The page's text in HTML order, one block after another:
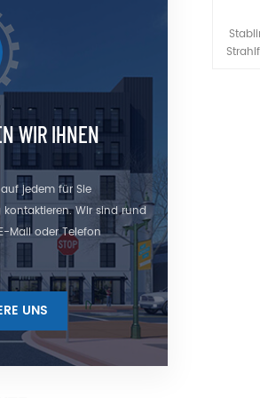
WIR IHNEN
jedem für Sie
Wir sind rund
Mail oder Telefon
UNS